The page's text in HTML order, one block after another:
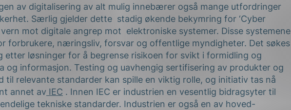
av digitalisering av alt mulig innebærer også mange utfordringer
Særlig gjelder dette stadig økende bekymring for ‘Cyber
vern mot digitale angrep mot elektroniske systemer. Disse systemene
forbrukere, næringsliv, forsvar og offentlige myndigheter. Det søkes
etter løsninger for å begrense risikoen for svikt i formidling og
og informasjon. Testing og uavhengig sertifisering av produkter og
til relevante standarder kan spille en viktig rolle, og initiativ tas nå
annet av IEC . Innen IEC er industrien en vesentlig bidragsyter til
tekniske standarder. Industrien er også en av hoved-